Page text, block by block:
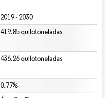
2019 - 2030
419.85 quilotoneladas
436.26 quilotoneladas
0.77%